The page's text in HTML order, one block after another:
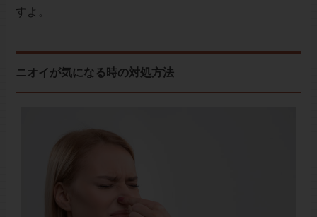
すよ。
ニオイが気になる時の対処方法